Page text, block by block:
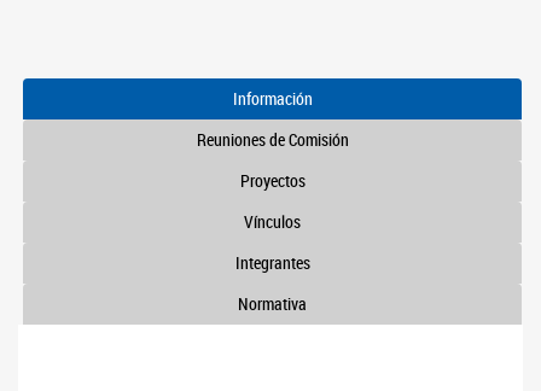
Información
Reuniones de Comisión
Proyectos
Vínculos
Integrantes
Normativa